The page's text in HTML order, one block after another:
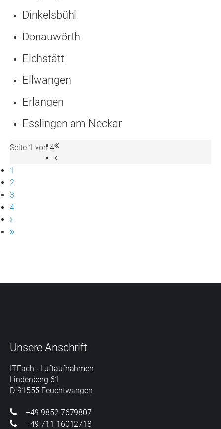
Dinkelsbühl
Donauwörth
Eichstätt
Ellwangen
Erlangen
Esslingen am Neckar
Seite 1 von 4
1
2
3
4
Unsere Anschrift
ITFach - Luftaufnahmen
Lindenberg 61
D-91555 Feuchtwangen
+49 9852 7679807
+49 711 16012718